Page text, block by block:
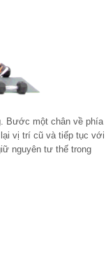
Bước một chân về phía
vị trí cũ và tiếp tục với
nguyên tư thế trong